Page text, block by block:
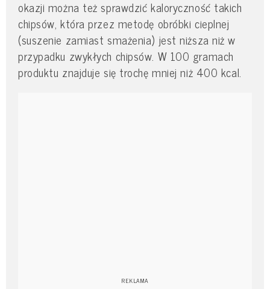
okazji można też sprawdzić kaloryczność takich
chipsów, która przez metodę obróbki cieplnej
(suszenie zamiast smażenia) jest niższa niż w
przypadku zwykłych chipsów. W 100 gramach
produktu znajduje się trochę mniej niż 400 kcal.